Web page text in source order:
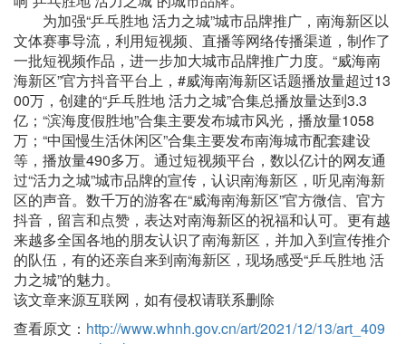
为加强“乒乓胜地 活力之城”城市品牌推广，南海新区以
文体赛事导流，利用短视频、直播等网络传播渠道，制作了
一批短视频作品，进一步加大城市品牌推广力度。“威海南
海新区”官方抖音平台上，#威海南海新区话题播放量超过13
00万，创建的“乒乓胜地 活力之城”合集总播放量达到3.3
亿；“滨海度假胜地”合集主要发布城市风光，播放量1058
万；“中国慢生活休闲区”合集主要发布南海城市配套建设
等，播放量490多万。通过短视频平台，数以亿计的网友通
过“活力之城”城市品牌的宣传，认识南海新区，听见南海新
区的声音。数千万的游客在“威海南海新区”官方微信、官方
抖音，留言和点赞，表达对南海新区的祝福和认可。更有越
来越多全国各地的朋友认识了南海新区，并加入到宣传推介
的队伍，有的还亲自来到南海新区，现场感受“乒乓胜地 活
力之城”的魅力。
该文章来源互联网，如有侵权请联系删除
查看原文： http://www.whnh.gov.cn/art/2021/12/13/art_409